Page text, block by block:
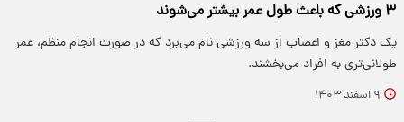
۳ ورزشی که باعث طول عمر بیشتر می‌شوند
یک دکتر مغز و اعصاب از سه ورزشی نام می‌برد که در صورت انجام منظم، عمر
طولانی‌تری به افراد می‌بخشند.
۹ اسفند ۱۴۰۳